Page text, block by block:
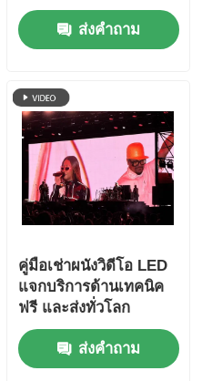
ส่งคำถาม
คู่มือเช่าผนังวิดีโอ LED
แจกบริการด้านเทคนิค
ฟรี และส่งทั่วโลก
ส่งคำถาม